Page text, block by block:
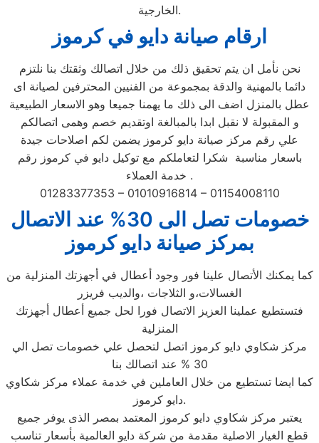
الخارجية.
ارقام صيانة دايو في كرموز
نحن نأمل ان يتم تحقيق ذلك من خلال اتصالك وثقتك بنا نلتزم
دائما بالمهنية والدقة بمجموعة من الفنيين المحترفين لصيانة اى
عطل بالمنزل اضف الى ذلك ما يهمنا جميعا وهو الاسعار الطبيعية
و المقبولة لا نقبل ابدا بالمبالغة اوتقديم خصم وهمى اتصالكم
علي رقم مركز صيانة دايو كرموز يضمن لكم اصلاحات جيدة
باسعار مناسبة شكرا لتعاملكم مع توكيل دايو في كرموز رقم
خدمة العملاء .
01283377353 – 01010916814 – 01154008110
خصومات تصل الى 30% عند الاتصال
بمركز صيانة دايو كرموز
كما يمكنك الأتصال علينا فور وجود أعطال في أجهزتك المنزلية من
الغسالات،و الثلاجات ،والديب فريزر
فتستطيع عملينا العزيز الاتصال فورا لحل جميع أعطال أجهزتك
المنزلية
مركز شكاوي دايو كرموز اتصل لتحصل علي خصومات تصل الي
30 % عند اتصالك بنا
كما ايضا تستطيع من خلال العاملين في خدمة عملاء مركز شكاوي
دايو كرموز.
يعتبر مركز شكاوي دايو كرموز المعتمد بمصر الذى يوفر جميع
قطع الغيار الاصلية مقدمة من شركة دايو العالمية بأسعار تناسب